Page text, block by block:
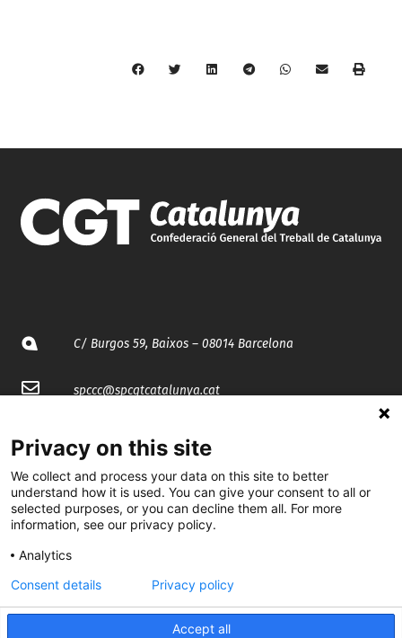
C/ Burgos 59, Baixos – 08014 Barcelona
spccc@spcgtcatalunya.cat
@CGTCatalunya
cgtcatalunya
CGTCatalunya
cgtcatalunya
Privacy on this site
We collect and process your data on this site to better
understand how it is used. You can give your consent to all or
selected purposes, or you can decline them all. For more
information, see our privacy policy.
Analytics
Accept all
Consent details Privacy policy